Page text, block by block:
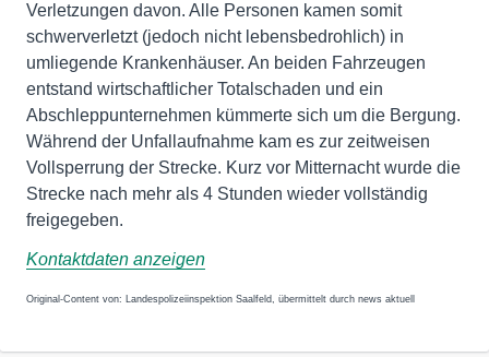
Verletzungen davon. Alle Personen kamen somit
schwerverletzt (jedoch nicht lebensbedrohlich) in
umliegende Krankenhäuser. An beiden Fahrzeugen
entstand wirtschaftlicher Totalschaden und ein
Abschleppunternehmen kümmerte sich um die Bergung.
Während der Unfallaufnahme kam es zur zeitweisen
Vollsperrung der Strecke. Kurz vor Mitternacht wurde die
Strecke nach mehr als 4 Stunden wieder vollständig
freigegeben.
Kontaktdaten anzeigen
Original-Content von: Landespolizeiinspektion Saalfeld, übermittelt durch news aktuell